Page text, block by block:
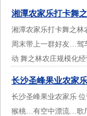
湘潭农家乐打卡舞
湘潭农家乐打卡舞之
周末带上一群好友…
动 舞之林农庄规模化经
长沙圣峰果业农家
长沙圣峰果业农家乐
猴桃…有空中漂流…歌